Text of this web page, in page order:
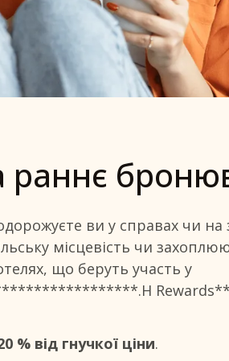
Flex
раннє
ви у справах чи на
місцевість чи
що беруть участь у
Rewards**
від гнучкої ціни.